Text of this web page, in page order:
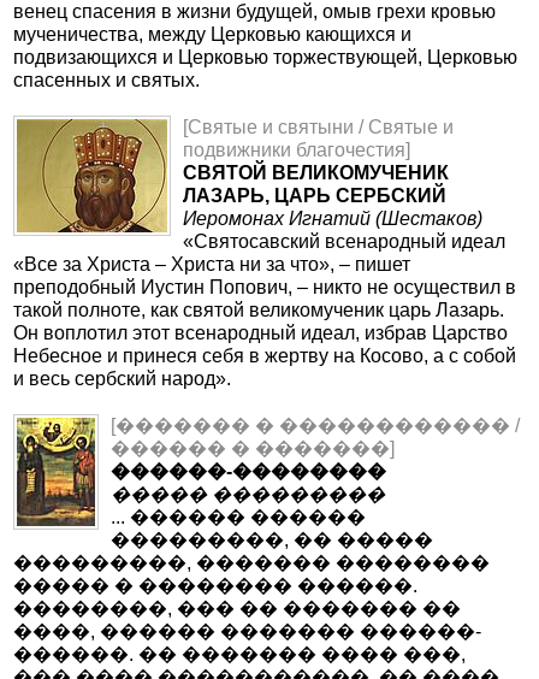
венец спасения в жизни будущей, омыв грехи кровью
мученичества, между Церковью кающихся и
подвизающихся и Церковью торжествующей, Церковью
спасенных и святых.
[Святые и святыни / Святые и
подвижники благочестия]
CВЯТОЙ ВЕЛИКОМУЧЕНИК
ЛАЗАРЬ, ЦАРЬ СЕРБСКИЙ
Иеромонах Игнатий (Шестаков)
«Святосавский всенародный идеал
«Все за Христа – Христа ни за что», – пишет
преподобный Иустин Попович, – никто не осуществил в
такой полноте, как святой великомученик царь Лазарь.
Он воплотил этот всенародный идеал, избрав Царство
Небесное и принеся себя в жертву на Косово, а с собой
и весь сербский народ».
[������� � ������������ /
������ � �������]
������-��������
����� ���������
... ������ ������
���������, �� �����
���������, ������� ��������
����� � �������� ������.
��������, ��� �� ������� ��
����, ������ ������� ������-
������. �� ������� ���� ���,